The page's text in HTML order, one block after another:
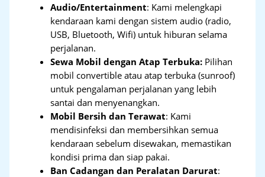
Audio/Entertainment: Kami melengkapi
kendaraan kami dengan sistem audio (radio,
USB, Bluetooth, Wifi) untuk hiburan selama
perjalanan.
Sewa Mobil dengan Atap Terbuka: Pilihan
mobil convertible atau atap terbuka (sunroof)
untuk pengalaman perjalanan yang lebih
santai dan menyenangkan.
Mobil Bersih dan Terawat: Kami
mendisinfeksi dan membersihkan semua
kendaraan sebelum disewakan, memastikan
kondisi prima dan siap pakai.
Ban Cadangan dan Peralatan Darurat: